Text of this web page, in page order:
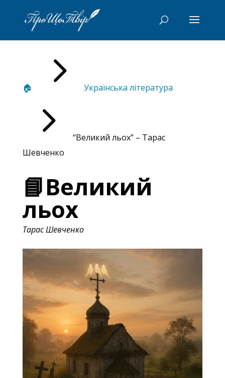
🏠 5 Українська література
5
“Великий льох” – Тарас
Шевченко
📘Великий
льох
Тарас Шевченко